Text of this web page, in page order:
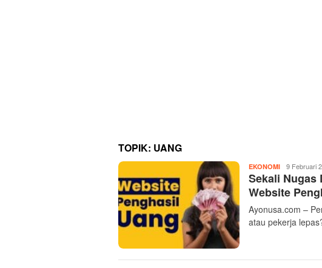
TOPIK: UANG
EKONOMI Yusra
Akbar
9 Februari
Sekali Nugas
Website
Ayonusa.com –
atau pekerja